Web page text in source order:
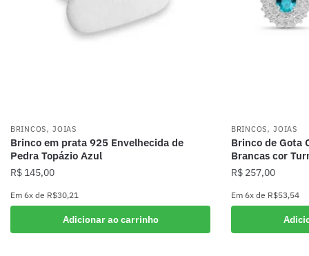
BRINCOS,JOIAS
Brinco em prata 925 Envelhecida de
Pedra Topázio Azul
R$ 145,00
Em 6x de R$30,21
Adicionar ao carrinho
BRINCOS,JOIAS
Brinco de Gota
Brancas cor
R$ 257,00
Em 6x de R$53,54